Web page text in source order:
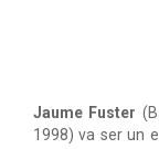
Jaume Fuster
1998) va ser un